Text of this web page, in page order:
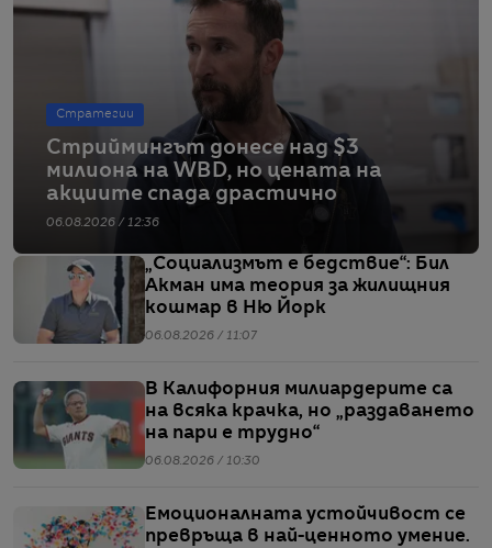
Стратегии
Стриймингът донесе над $3
милиона на WBD, но цената на
акциите спада драстично
06.08.2026 / 12:36
„Социализмът е бедствие“: Бил
Акман има теория за жилищния
кошмар в Ню Йорк
06.08.2026 / 11:07
В Калифорния милиардерите са
на всяка крачка, но „раздаването
на пари е трудно“
06.08.2026 / 10:30
Емоционалната устойчивост се
превръща в най-ценното умение.